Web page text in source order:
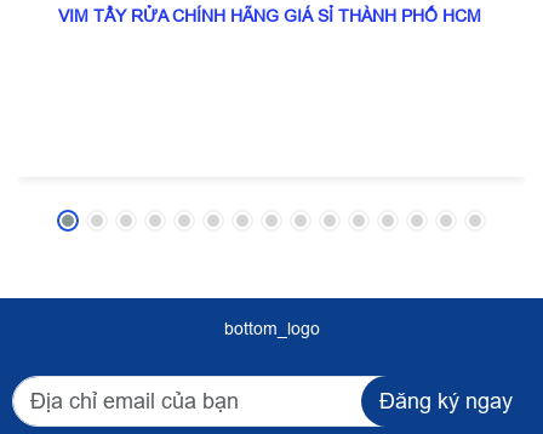
VIM TẨY RỬA CHÍNH HÃNG GIÁ SỈ THÀNH PHỐ HCM
bottom_logo
Đăng ký ngay